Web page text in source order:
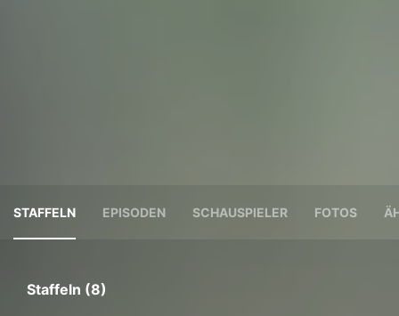
STAFFELN EPISODEN SCHAUSPIELER FOTOS
Staffeln (8)